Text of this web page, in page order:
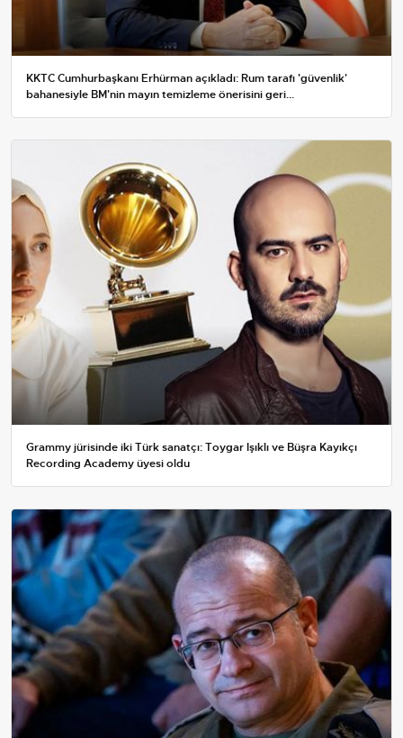
KKTC Cumhurbaşkanı Erhürman açıkladı: Rum tarafı 'güvenlik'
bahanesiyle BM'nin mayın temizleme önerisini geri...
Grammy jürisinde iki Türk sanatçı: Toygar Işıklı ve Büşra Kayıkçı
Recording Academy üyesi oldu